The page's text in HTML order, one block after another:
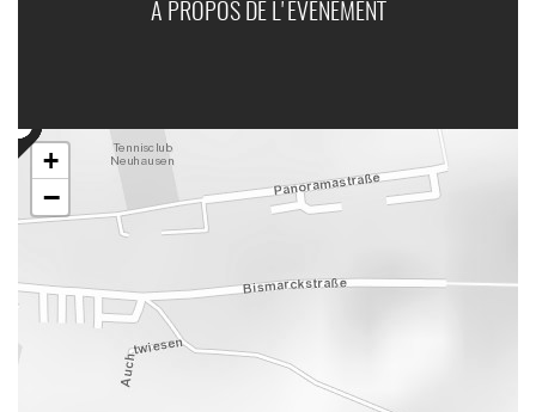
A PROPOS DE L'ÉVÉNEMENT
+
−